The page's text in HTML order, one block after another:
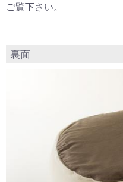
ご覧下さい。
裏面